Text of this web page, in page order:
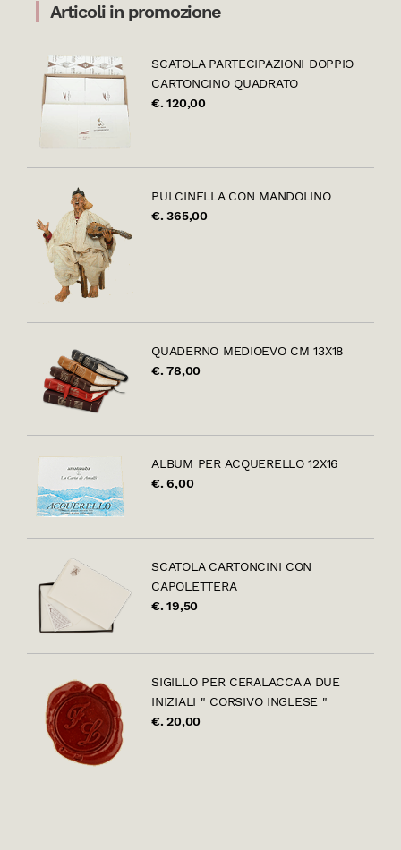
Articoli in promozione
SCATOLA PARTECIPAZIONI DOPPIO
CARTONCINO QUADRATO
€. 120,00
PULCINELLA CON MANDOLINO
€. 365,00
QUADERNO MEDIOEVO CM 13X18
€. 78,00
ALBUM PER ACQUERELLO 12X16
€. 6,00
SCATOLA CARTONCINI CON
CAPOLETTERA
€. 19,50
SIGILLO PER CERALACCA A DUE
INIZIALI " CORSIVO INGLESE "
€. 20,00